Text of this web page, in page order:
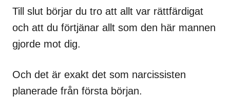
Till slut börjar du tro att allt var rättfärdigat
och att du förtjänar allt som den här mannen
gjorde mot dig.
Och det är exakt det som narcissisten
planerade från första början.